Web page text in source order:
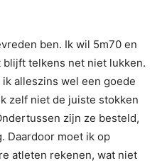
ben. Ik wil 5m70 en
telkens net niet lukken.
alleszins wel een goede
zelf niet de juiste stokken
zijn ze besteld,
Daardoor moet ik op
atleten rekenen, wat niet